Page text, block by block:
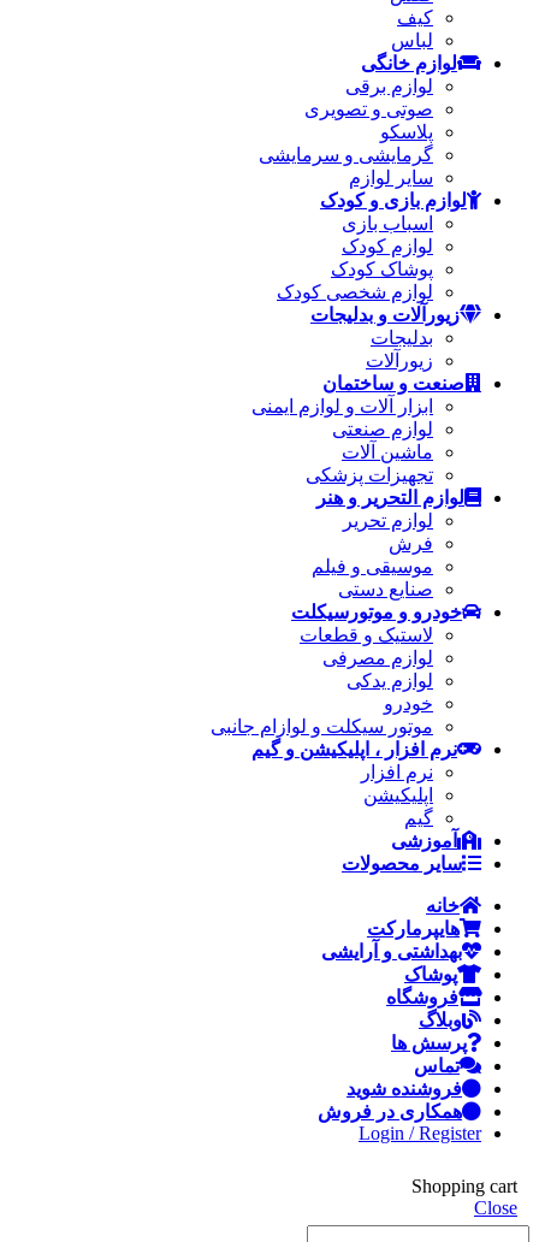
کیف
لباس
لوازم خانگی
لوازم برقی
صوتی و تصویری
پلاسکو
گرمایشی و سرمایشی
سایر لوازم
لوازم بازی و کودک
اسباب بازی
لوازم کودک
پوشاک کودک
لوازم شخصی کودک
زیورآلات و بدلیجات
بدلیجات
زیورآلات
صنعت و ساختمان
ابزار آلات و لوازم ایمنی
لوازم صنعتی
ماشین آلات
تجهیزات پزشکی
لوازم التحریر و هنر
لوازم تحریر
فرش
موسیقی و فیلم
صنایع دستی
خودرو و موتورسیکلت
لاستیک و قطعات
لوازم مصرفی
لوازم یدکی
خودرو
موتور سیکلت و لوازام جانبی
نرم افزار ، اپلیکیشن و گیم
نرم افزار
اپلیکیشن
گیم
آموزشی
سایر محصولات
خانه
هایپرمارکت
بهداشتی و آرایشی
پوشاک
فروشگاه
وبلاگ
پرسش ها
تماس
فروشنده شوید
همکاری در فروش
Login / Register
Shopping cart
Close